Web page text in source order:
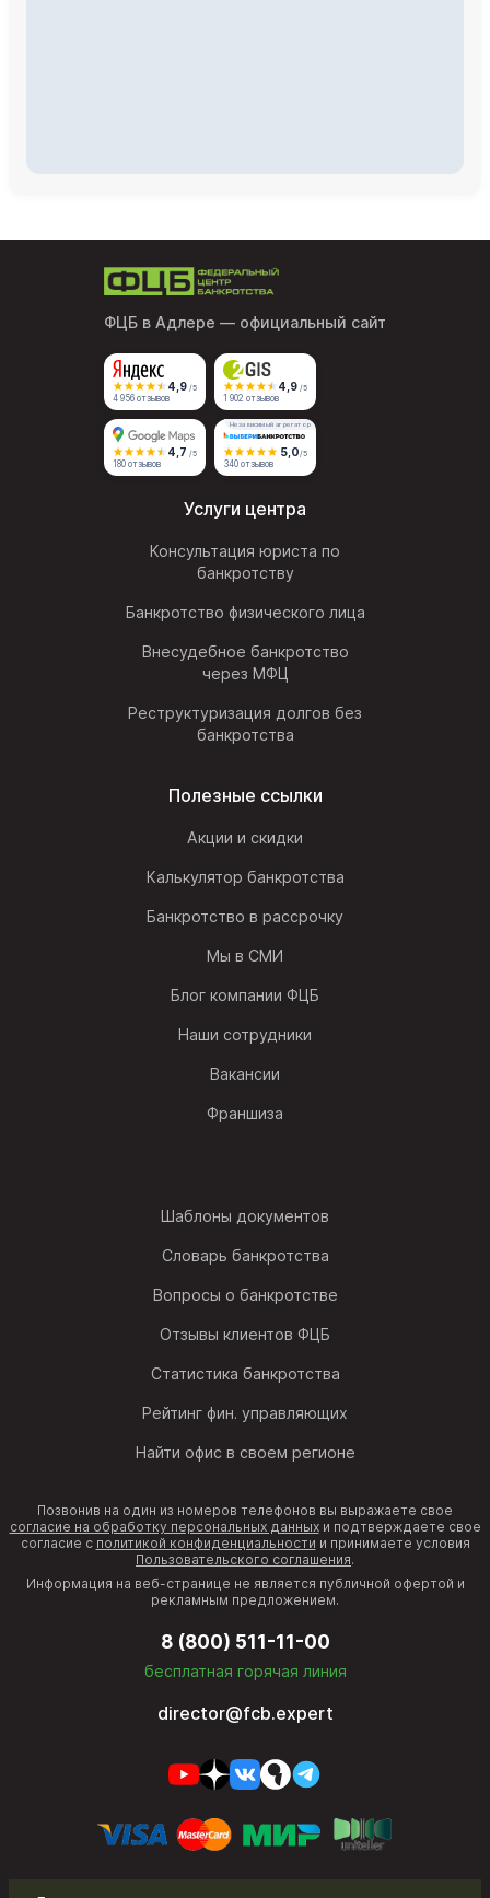
ФЦБ в Адлере — официальный сайт
4,9 /5
4 956 отзывов
4,9 /5
1 902 отзывов
4,7 /5
180 отзывов
Независимый агрегатор
5,0/5
340 отзывов
Услуги центра
Консультация юриста по
банкротству
Банкротство физического лица
Внесудебное банкротство
через МФЦ
Реструктуризация долгов без
банкротства
Полезные ссылки
Акции и скидки
Калькулятор банкротства
Банкротство в рассрочку
Мы в СМИ
Блог компании ФЦБ
Наши сотрудники
Вакансии
Франшиза
Шаблоны документов
Словарь банкротства
Вопросы о банкротстве
Отзывы клиентов ФЦБ
Статистика банкротства
Рейтинг фин. управляющих
Найти офис в своем регионе
Позвонив на один из номеров телефонов вы выражаете свое
согласие на обработку персональных данныхи подтверждаете свое
согласие с политикой конфиденциальности и принимаете условия
Пользовательского соглашения.
Информация на веб-странице не является публичной офертой и
рекламным предложением.
8 (800) 511-11-00
бесплатная горячая линия
director@fcb.expert